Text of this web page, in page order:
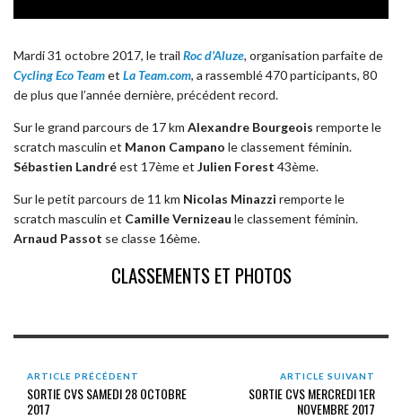
Mardi 31 octobre 2017, le trail Roc d’Aluze, organisation parfaite de
Cycling Eco Teamet La Team.com, a rassemblé 470 participants, 80
de plus que l’année dernière, précédent record.
Sur le grand parcours de 17 km Alexandre Bourgeois remporte le
scratch masculin et Manon Campano le classement féminin.
Sébastien Landréest 17ème et Julien Forest 43ème.
Sur le petit parcours de 11 km Nicolas Minazzi remporte le
scratch masculin et Camille Vernizeau le classement féminin.
Arnaud Passot se classe 16ème.
CLASSEMENTS ET PHOTOS
ARTICLE PRÉCÉDENT
SORTIE CVS SAMEDI 28 OCTOBRE
2017
ARTICLE SUIVANT
SORTIE CVS MERCREDI 1ER
NOVEMBRE 2017